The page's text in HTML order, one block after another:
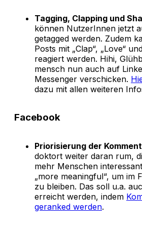
Tagging, Clapping und
können NutzerInnen jetzt
getagged werden. Zudem
Posts mit „Clap“, „Love“
reagiert werden. Hihi,
mensch nun auch auf
Messenger verschicken.
dazu mit allen weiteren
Facebook
Priorisierung der
doktort weiter daran rum,
mehr Menschen
„more meaningful“, um im
zu bleiben. Das soll u.a.
erreicht werden, indem
geranked werden.